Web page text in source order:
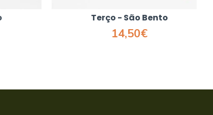
Terço - São Bento
14,50€